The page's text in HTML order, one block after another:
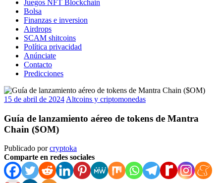
Juegos NFT Blockchain
Bolsa
Finanzas e inversion
Airdrops
SCAM shitcoins
Política privacidad
Anúnciate
Contacto
Predicciones
15 de abril de 2024 Altcoins y criptomonedas
Guía de lanzamiento aéreo de tokens de Mantra
Chain ($OM)
Publicado porcryptoka
Comparte en redes sociales